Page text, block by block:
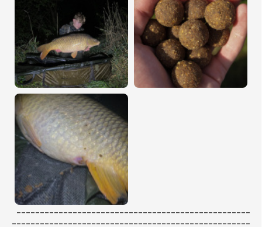
--------------------------------------------------
---------------------------------------------------